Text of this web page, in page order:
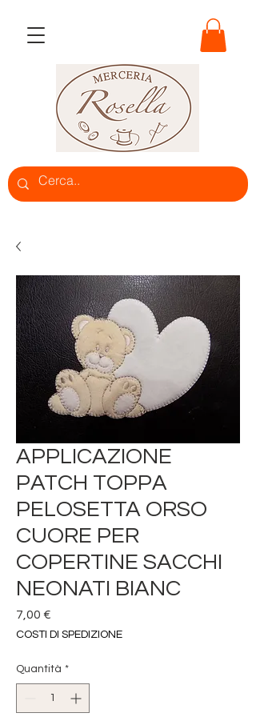
APPLICAZIONE
PATCH TOPPA
PELOSETTA ORSO
CUORE PER
COPERTINE SACCHI
NEONATI BIANC
7,00 €
COSTI DI SPEDIZIONE
Quantità *